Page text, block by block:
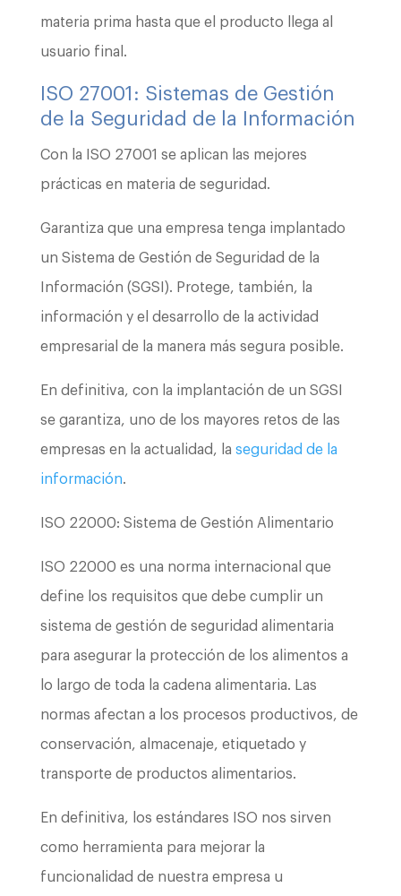
materia prima hasta que el producto llega al
usuario final.
ISO 27001: Sistemas de Gestión
de la Seguridad de la Información
Con la ISO 27001 se aplican las mejores
prácticas en materia de seguridad.
Garantiza que una empresa tenga implantado
un Sistema de Gestión de Seguridad de la
Información (SGSI). Protege, también, la
información y el desarrollo de la actividad
empresarial de la manera más segura posible.
En definitiva, con la implantación de un SGSI
se garantiza, uno de los mayores retos de las
empresas en la actualidad, la seguridad de la
información.
ISO 22000: Sistema de Gestión Alimentario
ISO 22000 es una norma internacional que
define los requisitos que debe cumplir un
sistema de gestión de seguridad alimentaria
para asegurar la protección de los alimentos a
lo largo de toda la cadena alimentaria. Las
normas afectan a los procesos productivos, de
conservación, almacenaje, etiquetado y
transporte de productos alimentarios.
En definitiva, los estándares ISO nos sirven
como herramienta para mejorar la
funcionalidad de nuestra empresa u